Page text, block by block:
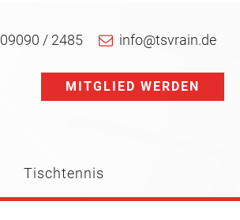
09090 / 2485 info@tsvrain.de
MITGLIED WERDEN
Tischtennis